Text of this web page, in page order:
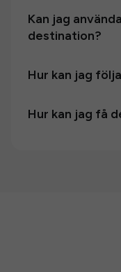
Kan jag
destination?
Hur kan jag
Hur kan jag få